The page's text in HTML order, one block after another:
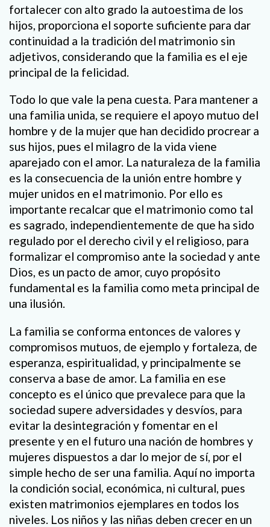
fortalecer con alto grado la autoestima de los
hijos, proporciona el soporte suficiente para dar
continuidad a la tradición del matrimonio sin
adjetivos, considerando que la familia es el eje
principal de la felicidad.
Todo lo que vale la pena cuesta. Para mantener a
una familia unida, se requiere el apoyo mutuo del
hombre y de la mujer que han decidido procrear a
sus hijos, pues el milagro de la vida viene
aparejado con el amor. La naturaleza de la familia
es la consecuencia de la unión entre hombre y
mujer unidos en el matrimonio. Por ello es
importante recalcar que el matrimonio como tal
es sagrado, independientemente de que ha sido
regulado por el derecho civil y el religioso, para
formalizar el compromiso ante la sociedad y ante
Dios, es un pacto de amor, cuyo propósito
fundamental es la familia como meta principal de
una ilusión.
La familia se conforma entonces de valores y
compromisos mutuos, de ejemplo y fortaleza, de
esperanza, espiritualidad, y principalmente se
conserva a base de amor. La familia en ese
concepto es el único que prevalece para que la
sociedad supere adversidades y desvíos, para
evitar la desintegración y fomentar en el
presente y en el futuro una nación de hombres y
mujeres dispuestos a dar lo mejor de sí, por el
simple hecho de ser una familia. Aquí no importa
la condición social, económica, ni cultural, pues
existen matrimonios ejemplares en todos los
niveles. Los niños y las niñas deben crecer en un